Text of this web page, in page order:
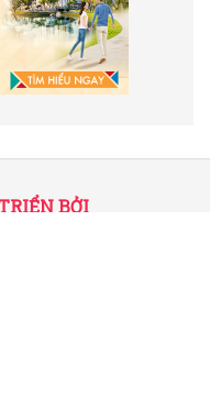
BỞI